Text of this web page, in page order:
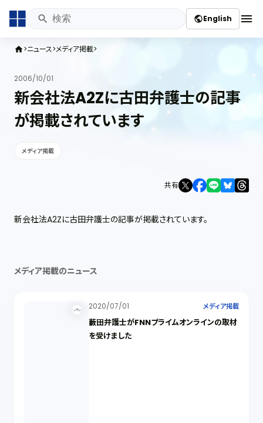
publicEnglish menu
home ニュース メディア掲載
2006/10/01
新会社法A2Zに古田弁護士の記事
が掲載されています
メディア掲載
共有
新会社法A2Zに古田弁護士の記事が掲載されています。
メディア掲載のニュース
2020/07/01 メディア掲載
藪田弁護士がFNNプライムオンラインの取材
を受けました